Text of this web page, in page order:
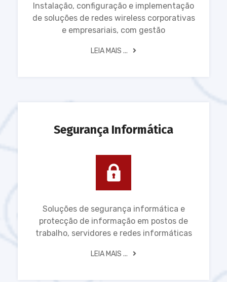
Instalação, configuração e implementação
de soluções de redes wireless corporativas
e empresariais, com gestão
LEIA MAIS ...
Segurança Informática
Soluções de segurança informática e
protecção de informação em postos de
trabalho, servidores e redes informáticas
LEIA MAIS ...